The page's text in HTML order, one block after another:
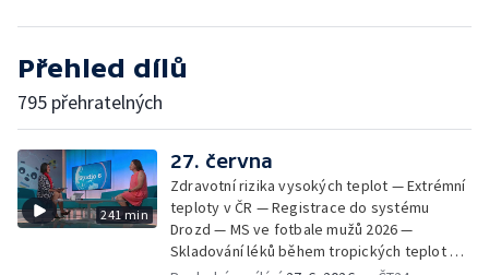
Přehled dílů
795 přehratelných
241 min
27. června
Zdravotní rizika vysokých teplot — Extrémní
teploty v ČR — Registrace do systému
Drozd — MS ve fotbale mužů 2026 —
Skladování léků během tropických teplot —